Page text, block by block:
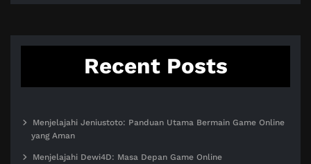
Recent Posts
Menjelajahi Jeniustoto: Panduan Utama Bermain Game Online
yang Aman
Menjelajahi Dewi4D: Masa Depan Game Online